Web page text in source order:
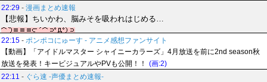
22:29 - 漫画まとめ速報
【悲報】ちいかわ、脳みそを吸われはじめる…
22:15 - ポンポコにゅーす - アニメ感想ファンサイト
【動画】「アイドルマスター シャイニーカラーズ」4月放送を前に2nd season秋
放送を発表！キービジュアルやPVも公開！！
(画:2)
22:11 - ぐら速 -声優まとめ速報-